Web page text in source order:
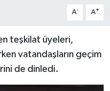
A- A+
teşkilat üyeleri,
vatandaşların geçim
de dinledi.